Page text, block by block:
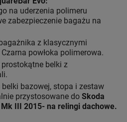
na uderzenia polimeru
zabezpieczenie bagażu na
z klasycznymi
powłoka polimerowa.
belki z
bazowej, stopa i zestaw
przystosowane do Skoda
III 2015- na relingi dachowe.